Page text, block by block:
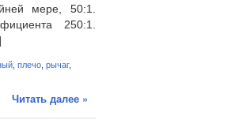
мере, 50:1.
250:1.
плечо рычаг,
Читать далее »